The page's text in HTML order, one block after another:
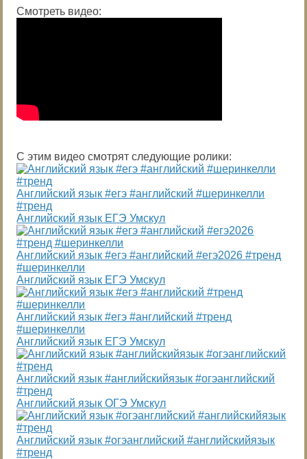
Смотреть видео:
С этим видео смотрят следующие ролики:
Английский язык #егэ #английский #шеринкелли
#тренд
Английский язык ЕГЭ Умскул
Английский язык #егэ #английский #егэ2026 #тренд
#шеринкелли
Английский язык ЕГЭ Умскул
Английский язык #егэ #английский #тренд
#шеринкелли
Английский язык ЕГЭ Умскул
Английский язык #английскийязык #огэанглийский
#тренд
Английский язык ОГЭ Умскул
Английский язык #огэанглийский #английскийязык
#тренд